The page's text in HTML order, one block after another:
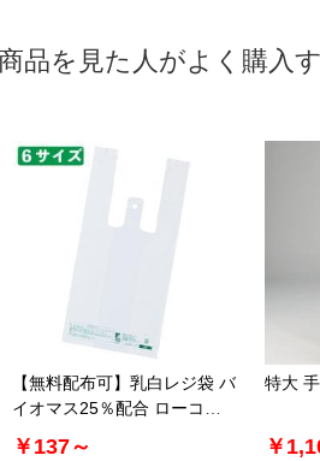
品を見た人がよく購入
【無料配布可】乳白レジ袋 バ
イオマス25％配合 ローコス
トタイプ
￥137～
特大
￥